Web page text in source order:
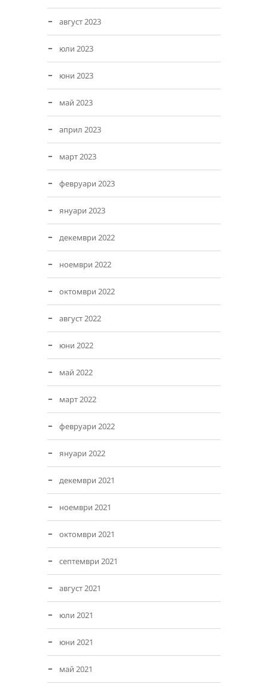
август 2023
юли 2023
юни 2023
май 2023
април 2023
март 2023
февруари 2023
януари 2023
декември 2022
ноември 2022
октомври 2022
август 2022
юни 2022
май 2022
март 2022
февруари 2022
януари 2022
декември 2021
ноември 2021
октомври 2021
септември 2021
август 2021
юли 2021
юни 2021
май 2021